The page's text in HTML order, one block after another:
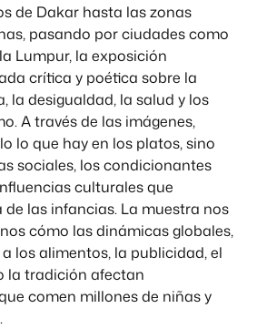
de Dakar hasta las zonas
pasando por ciudades como
Lumpur, la exposición
crítica y poética sobre la
la desigualdad, la salud y los
A través de las imágenes,
lo que hay en los platos, sino
sociales, los condicionantes
culturales que
las infancias. La muestra nos
cómo las dinámicas globales,
los alimentos, la publicidad, el
la tradición afectan
comen millones de niñas y